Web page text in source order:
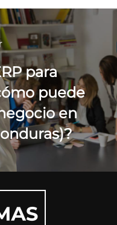
para
puede
en